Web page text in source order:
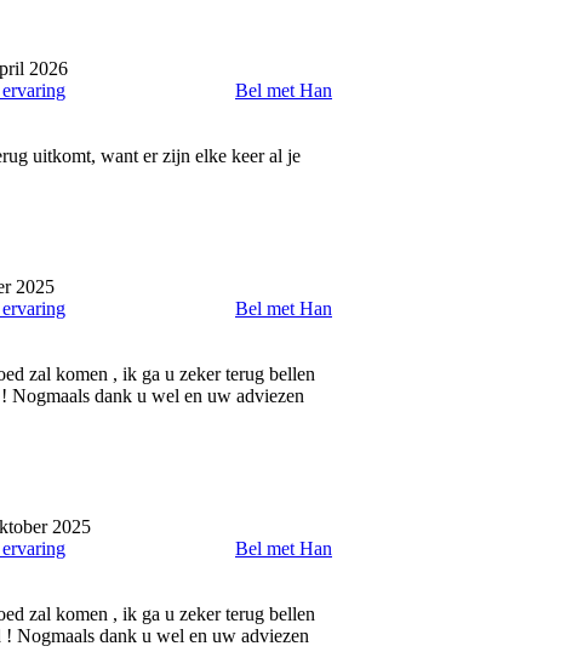
2026
Bel met Han
uitkomt, want er zijn elke keer al je
2025
Bel met Han
zal komen , ik ga u zeker terug bellen
Nogmaals dank u wel en uw adviezen
2025
Bel met Han
zal komen , ik ga u zeker terug bellen
Nogmaals dank u wel en uw adviezen